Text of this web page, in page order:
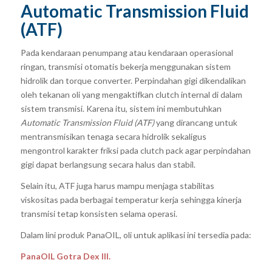
Automatic Transmission Fluid
(ATF)
Pada kendaraan penumpang atau kendaraan operasional
ringan, transmisi otomatis bekerja menggunakan sistem
hidrolik dan torque converter. Perpindahan gigi dikendalikan
oleh tekanan oli yang mengaktifkan clutch internal di dalam
sistem transmisi. Karena itu, sistem ini membutuhkan
Automatic Transmission Fluid (ATF)yang dirancang untuk
mentransmisikan tenaga secara hidrolik sekaligus
mengontrol karakter friksi pada clutch pack agar perpindahan
gigi dapat berlangsung secara halus dan stabil.
Selain itu, ATF juga harus mampu menjaga stabilitas
viskositas pada berbagai temperatur kerja sehingga kinerja
transmisi tetap konsisten selama operasi.
Dalam lini produk PanaOIL, oli untuk aplikasi ini tersedia pada:
PanaOIL Gotra Dex III.